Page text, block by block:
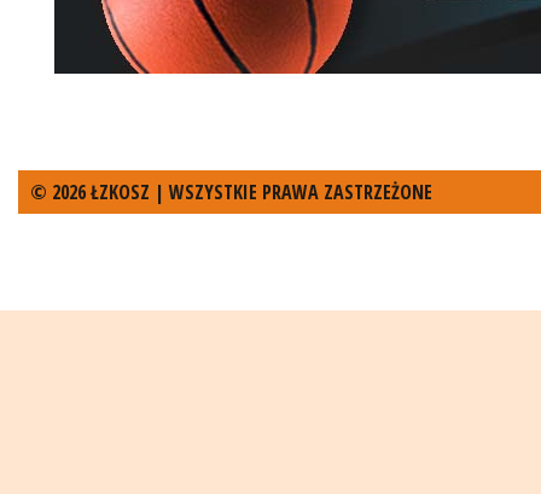
© 2026 ŁZKOSZ | WSZYSTKIE PRAWA ZASTRZEŻONE